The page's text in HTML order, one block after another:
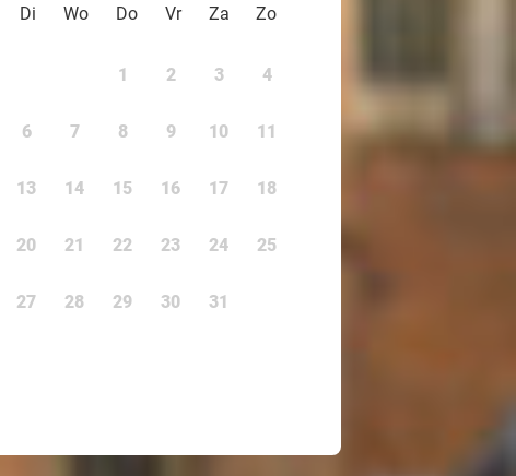
Di Wo Do Vr Za Zo
1 2 3 4
6 7 8 9 10 11
13 14 15 16 17 18
20 21 22 23 24 25
27 28 29 30 31